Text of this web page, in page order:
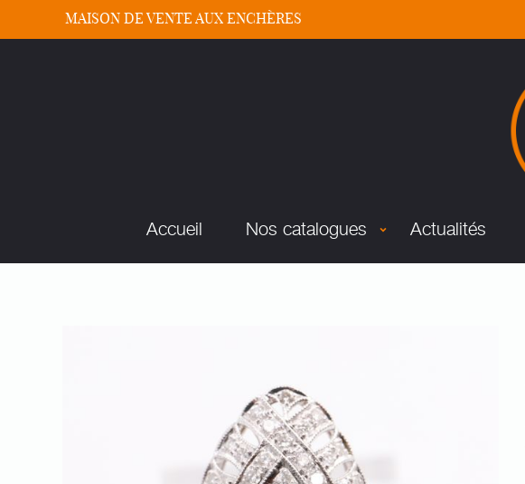
MAISON DE VENTE AUX ENCHÈRES
Accueil Nos catalogues Actualités